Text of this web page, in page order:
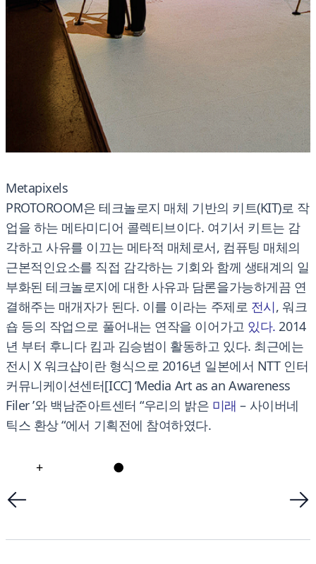
Metapixels
PROTOROOM은 테크놀로지 매체 기반의 키트(KIT)로 작
업을 하는 메타미디어 콜렉티브이다. 여기서 키트는 감
각하고 사유를 이끄는 메타적 매체로서, 컴퓨팅 매체의
근본적인요소를 직접 감각하는 기회와 함께 생태계의 일
부화된 테크놀로지에 대한 사유과 담론을가능하게끔 연
결해주는 매개자가 된다. 이를 이라는 주제로 전시, 워크
숍 등의 작업으로 풀어내는 연작을 이어가고 있다. 2014
년 부터 후니다 킴과 김승범이 활동하고 있다. 최근에는
전시 X 워크샵이란 형식으로 2016년 일본에서 NTT 인터
커뮤니케이션센터[ICC] ‘Media Art as an Awareness
Filer ’와 백남준아트센터 “우리의 밝은 미래 – 사이버네
틱스 환상 “에서 기획전에 참여하였다.
+ ●